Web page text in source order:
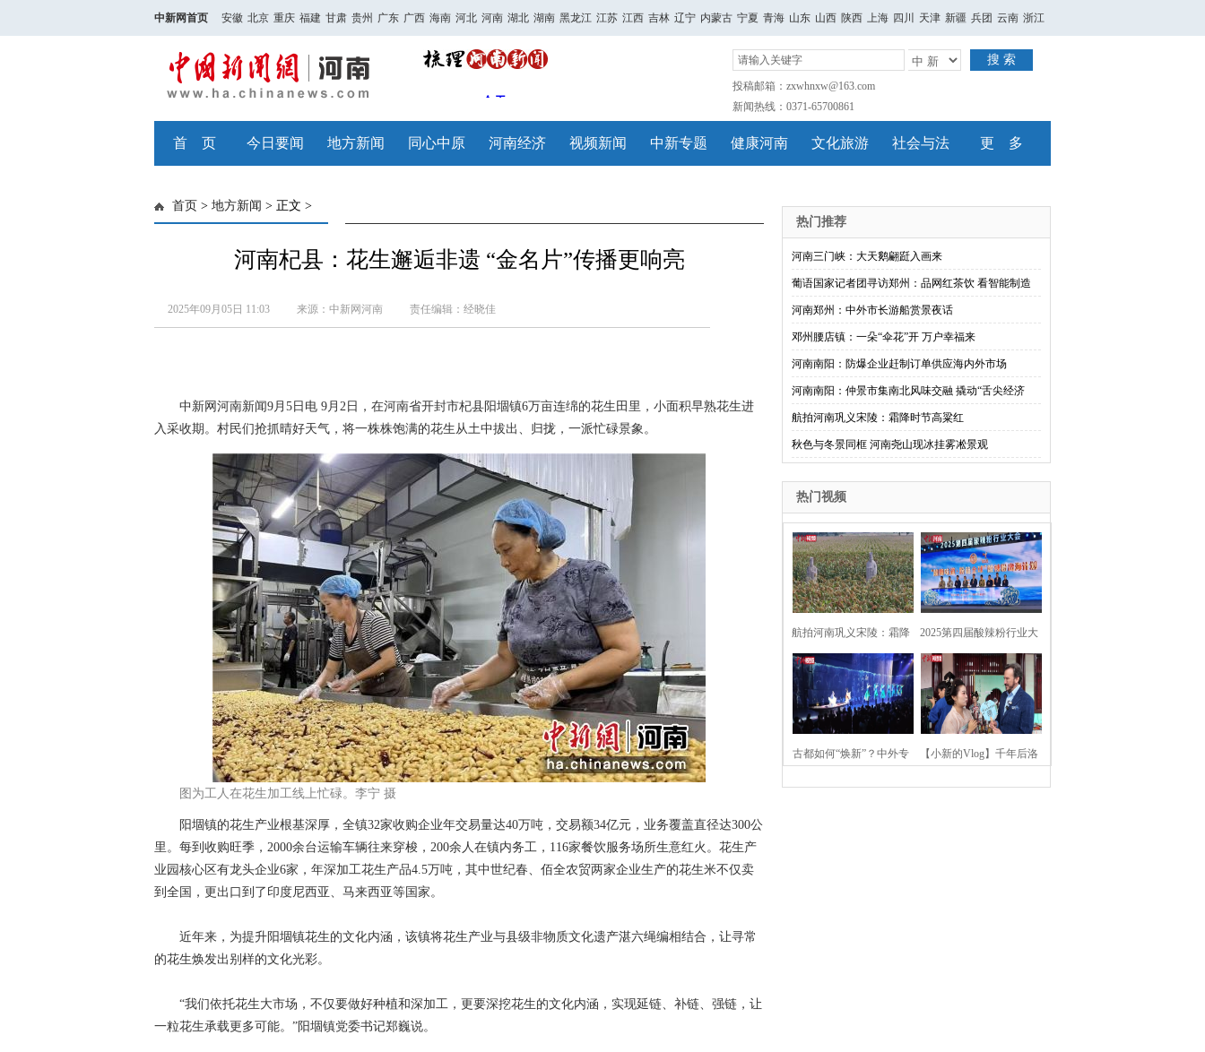
中新网首页 安徽 北京 重庆 福建 甘肃 贵州 广东 广西 海南 河北 河南 湖北 湖南 黑龙江 江苏 江西 吉林 辽宁 内蒙古 宁夏 青海 山东 山西 陕西 上海 四川 天津 新疆 兵团 云南 浙江
搜 索
投稿邮箱：zxwhnxw@163.com
新闻热线：0371-65700861
首 页 今日要闻 地方新闻 同心中原 河南经济 视频新闻 中新专题 健康河南 文化旅游 社会与法 更 多
首页 > 地方新闻 > 正文 >
河南杞县：花生邂逅非遗 “金名片”传播更响亮
2025年09月05日 11:03 来源：中新网河南 责任编辑：经晓佳
中新网河南新闻9月5日电 9月2日，在河南省开封市杞县阳堌镇6万亩连绵的花生田里，小面积早熟花生进
入采收期。村民们抢抓晴好天气，将一株株饱满的花生从土中拔出、归拢，一派忙碌景象。
图为工人在花生加工线上忙碌。李宁 摄
阳堌镇的花生产业根基深厚，全镇32家收购企业年交易量达40万吨，交易额34亿元，业务覆盖直径达300公
里。每到收购旺季，2000余台运输车辆往来穿梭，200余人在镇内务工，116家餐饮服务场所生意红火。花生产
业园核心区有龙头企业6家，年深加工花生产品4.5万吨，其中世纪春、佰全农贸两家企业生产的花生米不仅卖
到全国，更出口到了印度尼西亚、马来西亚等国家。
近年来，为提升阳堌镇花生的文化内涵，该镇将花生产业与县级非物质文化遗产湛六绳编相结合，让寻常
的花生焕发出别样的文化光彩。
“我们依托花生大市场，不仅要做好种植和深加工，更要深挖花生的文化内涵，实现延链、补链、强链，让
一粒花生承载更多可能。”阳堌镇党委书记郑巍说。
热门推荐
河南三门峡：大天鹅翩跹入画来
葡语国家记者团寻访郑州：品网红茶饮 看智能制造
河南郑州：中外市长游船赏景夜话
邓州腰店镇：一朵“伞花”开 万户幸福来
河南南阳：防爆企业赶制订单供应海内外市场
河南南阳：仲景市集南北风味交融 撬动“舌尖经济
航拍河南巩义宋陵：霜降时节高粱红
秋色与冬景同框 河南尧山现冰挂雾凇景观
热门视频
航拍河南巩义宋陵：霜降
时节高粱红
2025第四届酸辣粉行业大
会在河南开封举行
古都如何“焕新”？中外专 【小新的Vlog】千年后洛